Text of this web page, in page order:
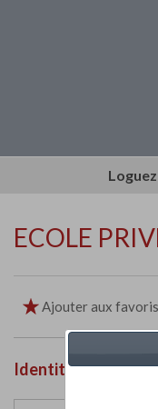
ECOLE
Ajouter aux favoris
Identité de